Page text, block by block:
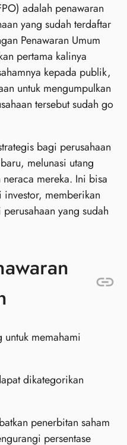
adalah penawaran
yang sudah terdaftar
Penawaran Umum
pertama kalinya
kepada publik,
untuk mengumpulkan
tersebut sudah go
bagi perusahaan
melunasi utang
mereka. Ini bisa
memberikan
yang sudah
untuk memahami
dikategorikan
penerbitan saham
persentase